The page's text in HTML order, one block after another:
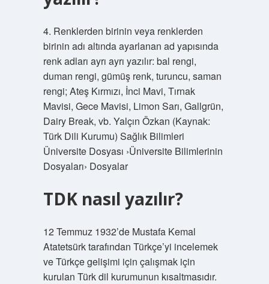
4. Renklerden birinin veya renklerden
birinin adı altında ayarlanan ad yapısında
renk adları ayrı ayrı yazılır: bal rengi,
duman rengi, gümüş renk, turuncu, saman
rengi; Ateş Kırmızı, İnci Mavi, Tırnak
Mavisi, Gece Mavisi, Limon Sarı, Gallgrün,
Dairy Break, vb. Yalçın Özkan (Kaynak:
Türk Dili Kurumu) Sağlık Bilimleri
Üniversite Dosyası ›Üniversite Bilimlerinin
Dosyaları› Dosyalar
TDK nasıl yazılır?
12 Temmuz 1932’de Mustafa Kemal
Atatetsürk tarafından Türkçe’yi incelemek
ve Türkçe gelişimi için çalışmak için
kurulan Türk dil kurumunun kısaltmasıdır.